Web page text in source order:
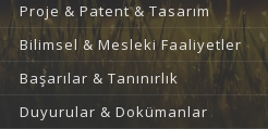
Proje & Patent & Tasarım
Bilimsel & Mesleki Faaliyetler
Başarılar & Tanınırlık
Duyurular & Dokümanlar